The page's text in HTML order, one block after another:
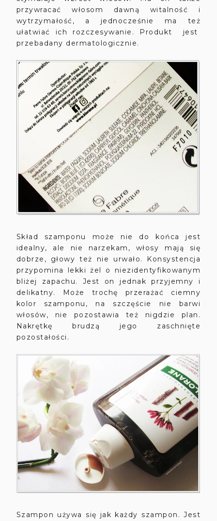
przywracać włosom dawną witalność i
wytrzymałość, a jednocześnie ma też
ułatwiać ich rozczesywanie. Produkt jest
przebadany dermatologicznie.
Skład szamponu może nie do końca jest
idealny, ale nie narzekam, włosy mają się
dobrze, głowy też nie urwało. Konsystencja
przypomina lekki żel o niezidentyfikowanym
bliżej zapachu. Jest on jednak przyjemny i
delikatny. Może trochę przerażać ciemny
kolor szamponu, na szczęście nie barwi
włosów, nie pozostawia też nigdzie plan.
Nakrętkę brudzą jego zaschnięte
pozostałości.
Szampon używa się jak każdy szampon. Jest